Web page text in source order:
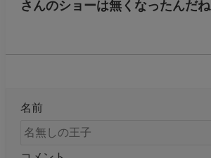
さんのショーは無くなったんだね
名前